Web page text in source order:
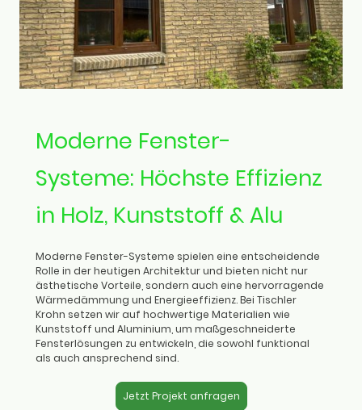
Moderne Fenster-
Systeme: Höchste Effizienz
in Holz, Kunststoff & Alu
Moderne Fenster-Systeme spielen eine entscheidende
Rolle in der heutigen Architektur und bieten nicht nur
ästhetische Vorteile, sondern auch eine hervorragende
Wärmedämmung und Energieeffizienz. Bei Tischler
Krohn setzen wir auf hochwertige Materialien wie
Kunststoff und Aluminium, um maßgeschneiderte
Fensterlösungen zu entwickeln, die sowohl funktional
als auch ansprechend sind.
Jetzt Projekt anfragen